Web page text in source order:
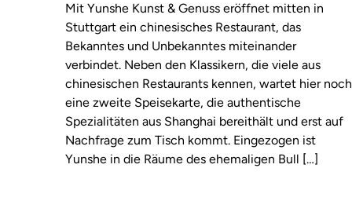
Mit Yunshe Kunst & Genuss eröffnet mitten in
Stuttgart ein chinesisches Restaurant, das
Bekanntes und Unbekanntes miteinander
verbindet. Neben den Klassikern, die viele aus
chinesischen Restaurants kennen, wartet hier noch
eine zweite Speisekarte, die authentische
Spezialitäten aus Shanghai bereithält und erst auf
Nachfrage zum Tisch kommt. Eingezogen ist
Yunshe in die Räume des ehemaligen Bull […]